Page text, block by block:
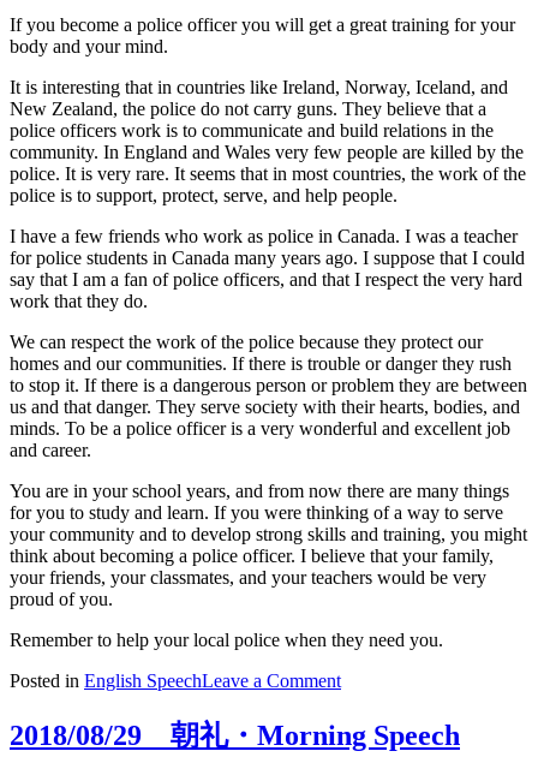
If you become a police officer you will get a great training for your
body and your mind.
It is interesting that in countries like Ireland, Norway, Iceland, and
New Zealand, the police do not carry guns. They believe that a
police officers work is to communicate and build relations in the
community. In England and Wales very few people are killed by the
police. It is very rare. It seems that in most countries, the work of the
police is to support, protect, serve, and help people.
I have a few friends who work as police in Canada. I was a teacher
for police students in Canada many years ago. I suppose that I could
say that I am a fan of police officers, and that I respect the very hard
work that they do.
We can respect the work of the police because they protect our
homes and our communities. If there is trouble or danger they rush
to stop it. If there is a dangerous person or problem they are between
us and that danger. They serve society with their hearts, bodies, and
minds. To be a police officer is a very wonderful and excellent job
and career.
You are in your school years, and from now there are many things
for you to study and learn. If you were thinking of a way to serve
your community and to develop strong skills and training, you might
think about becoming a police officer. I believe that your family,
your friends, your classmates, and your teachers would be very
proud of you.
Remember to help your local police when they need you.
Posted in English SpeechLeave a Commenton
Police
2018/08/29 朝礼・Morning Speech